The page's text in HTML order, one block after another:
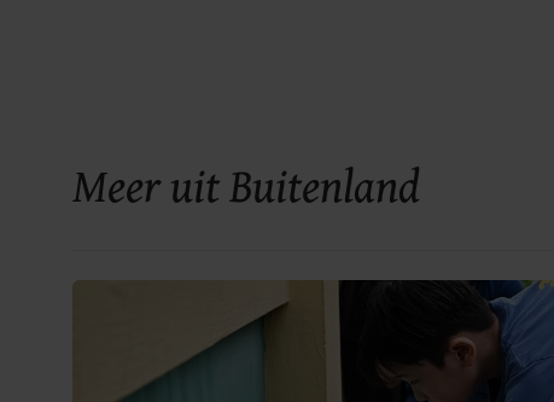
Meer uit Buitenland